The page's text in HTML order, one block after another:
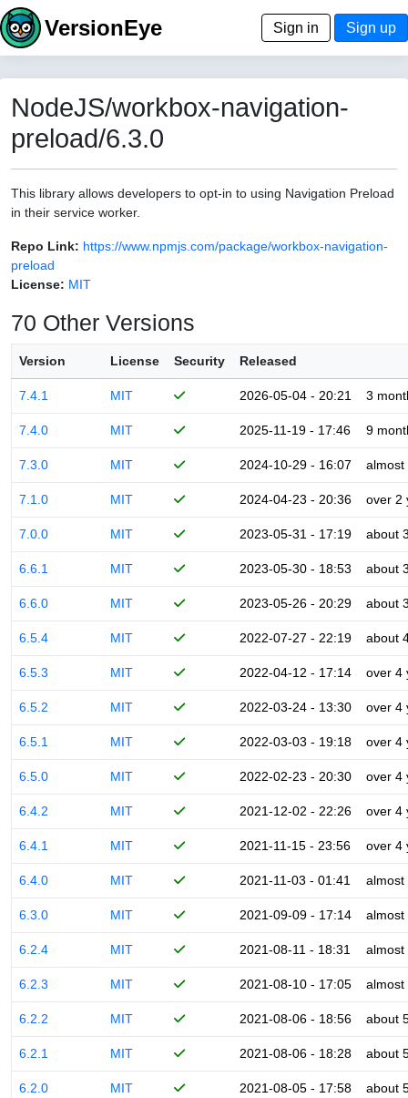
VersionEye Sign in Sign up
NodeJS/workbox-navigation-
preload/6.3.0
This library allows developers to opt-in to using Navigation Preload
in their service worker.
Repo Link: https://www.npmjs.com/package/workbox-navigation-
preload
License: MIT
70 Other Versions
Version License Security Released
7.4.1 MIT 2026-05-04 - 20:21 3
7.4.0 MIT 2025-11-19 - 17:46 9
7.3.0 MIT 2024-10-29 - 16:07 almost
7.1.0 MIT 2024-04-23 - 20:36 over 2
7.0.0 MIT 2023-05-31 - 17:19 about
6.6.1 MIT 2023-05-30 - 18:53 about
6.6.0 MIT 2023-05-26 - 20:29 about
6.5.4 MIT 2022-07-27 - 22:19 about
6.5.3 MIT 2022-04-12 - 17:14 over 4
6.5.2 MIT 2022-03-24 - 13:30 over 4
6.5.1 MIT 2022-03-03 - 19:18 over 4
6.5.0 MIT 2022-02-23 - 20:30 over 4
6.4.2 MIT 2021-12-02 - 22:26 over 4
6.4.1 MIT 2021-11-15 - 23:56 over 4
6.4.0 MIT 2021-11-03 - 01:41 almost
6.3.0 MIT 2021-09-09 - 17:14 almost
6.2.4 MIT 2021-08-11 - 18:31 almost
6.2.3 MIT 2021-08-10 - 17:05 almost
6.2.2 MIT 2021-08-06 - 18:56 about
6.2.1 MIT 2021-08-06 - 18:28 about
6.2.0 MIT 2021-08-05 - 17:58 about